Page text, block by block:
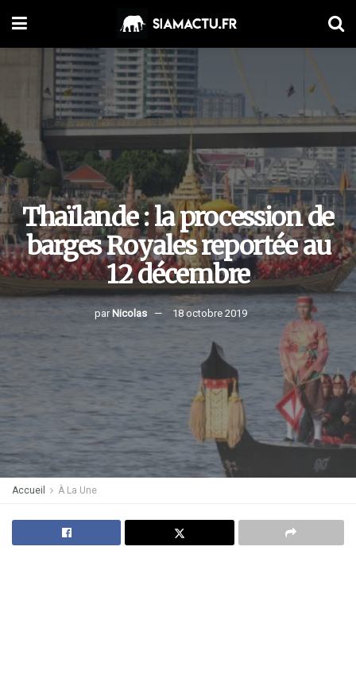
Thaïlande : la procession de
barges Royales reportée au
12 décembre
par Nicolas 18 octobre 2019
Accueil À La Une